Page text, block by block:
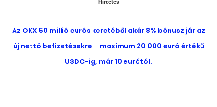
Hirdetés
Az OKX 50 millió eurós keretéből akár 8% bónusz jár az
új nettó befizetésekre – maximum 20 000 euró értékű
USDC-ig, már 10 eurótól.